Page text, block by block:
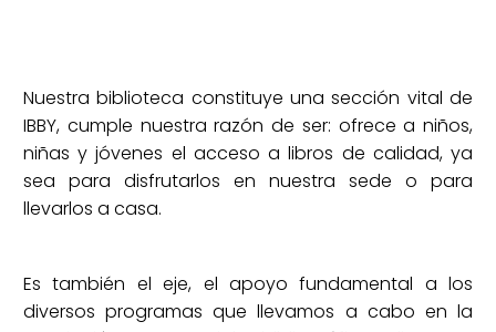
Nuestra biblioteca constituye una sección vital de
IBBY, cumple nuestra razón de ser: ofrece a niños,
niñas y jóvenes el acceso a libros de calidad, ya
sea para disfrutarlos en nuestra sede o para
llevarlos a casa.
Es también el eje, el apoyo fundamental a los
diversos programas que llevamos a cabo en la